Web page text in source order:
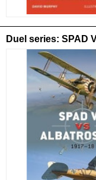
Duel series: SPAD